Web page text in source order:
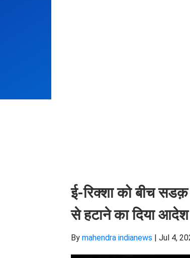
ई-रिक्शा को बीच सडक़
से हटाने का दिया आदेश
By mahendra indianews | Jul 4,